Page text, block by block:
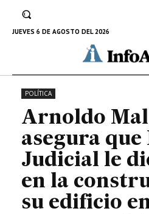
JUEVES 6 DE AGOSTO DEL 2026
la construcción
zona
16 DE JUNIO DE
POLÍTICA
Arnoldo
asegura que
Judicial le
en la
su edificio